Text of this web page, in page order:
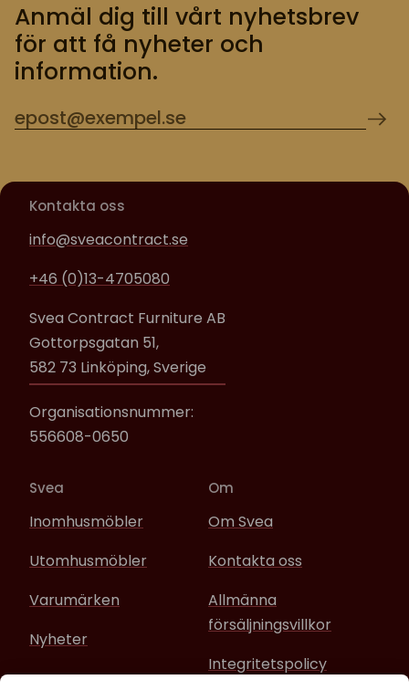
Anmäl dig till vårt nyhetsbrev
för att få nyheter och
information.
Kontakta oss
info@sveacontract.se
+46 (0)13-4705080
Svea Contract Furniture AB
Gottorpsgatan 51,
582 73 Linköping, Sverige
Organisationsnummer:
556608-0650
Svea
Inomhusmöbler
Utomhusmöbler
Varumärken
Nyheter
Om
Om Svea
Kontakta oss
Allmänna
försäljningsvillkor
Integritetspolicy